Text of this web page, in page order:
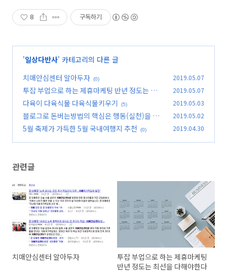
8 구독하기
'일상다반사' 카테고리의 다른 글
치매안심센터 알아두자 (0) 2019.05.07
투잡 부업으로 하는 제휴마케팅 반년 정도는 최선
을 다해야한다
(0)
2019.05.07
다육이 다육식물 다육식물키우기 (5) 2019.05.03
블로그로 돈버는방법의 핵심은 행동(실천)을 동
반한 꾸준함
(4)
2019.05.02
5월 축제가 가득한 5월 국내여행지 추천 (0) 2019.04.30
관련글
치매안심센터 알아두자
투잡 부업으로 하는 제휴마케팅
반년 정도는 최선을 다해야한다